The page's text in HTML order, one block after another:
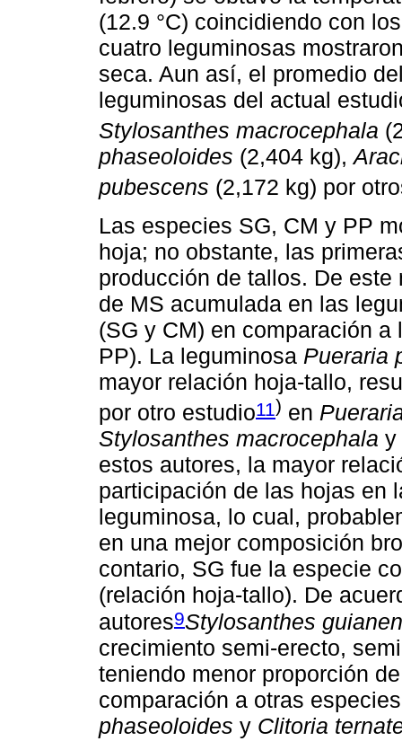
(12.9 °C) coincidiendo con
cuatro leguminosas
seca. Aun así, el promedio
leguminosas del actual
Stylosanthes macrocephala
phaseoloides (2,404 kg),
pubescens (2,172 kg) por
Las especies SG, CM y PP
hoja; no obstante, las
producción de tallos. De
de MS acumulada en las
(SG y CM) en comparación
PP). La leguminosa Pueraria
mayor relación hoja-tallo,
por otro estudio11) en
Stylosanthes macrocephala y
estos autores, la mayor
participación de las hojas en
leguminosa, lo cual,
en una mejor composición
contario, SG fue la especie
(relación hoja-tallo). De
autores9Stylosanthes
crecimiento semi-erecto,
teniendo menor proporción
comparación a otras
phaseoloides y Clitoria